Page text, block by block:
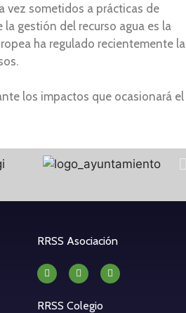
vez sometidos a prácticas de
gestión del recurso agua es la
ha regulado recientemente la
los impactos que ocasionará el
RRSS Asociación
RRSS Colegio